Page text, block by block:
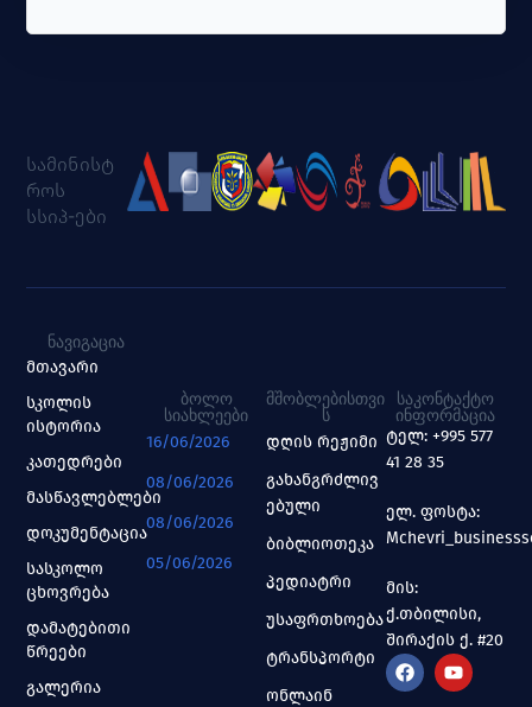
სამინისტ
როს
სსიპ-ები
ᲜᲐᲕᲘᲒᲐᲪᲘᲐ
მთავარი
სკოლის
ისტორია
კათედრები
მასწავლებლები
დოკუმენტაცია
სასკოლო
ცხოვრება
დამატებითი
წრეები
გალერია
ᲑᲝᲚᲝ
ᲡᲘᲐᲮᲚᲔᲔᲑᲘ
16/06/2026
08/06/2026
08/06/2026
05/06/2026
ᲛᲨᲝᲑᲚᲔᲑᲘᲡᲗᲕᲘ
Ს
დღის რეჟიმი
გახანგრძლივ
ებული
ბიბლიოთეკა
პედიატრი
უსაფრთხოება
ტრანსპორტი
ონლაინ
ᲡᲐᲙᲝᲜᲢᲐᲥᲢᲝ
ᲘᲜᲤᲝᲠᲛᲐᲪᲘᲐ
ტელ: +995 577
41 28 35
ელ. ფოსტა:
მის:
ქ.თბილისი,
შირაქის ქ. #20